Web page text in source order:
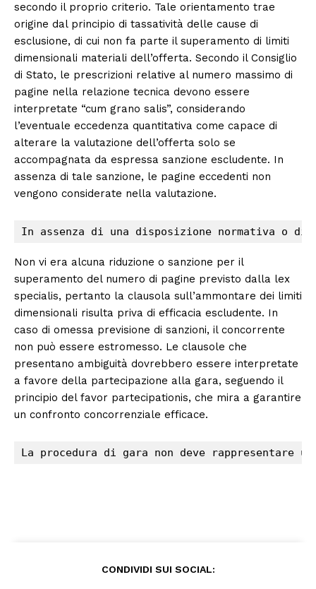
secondo il proprio criterio. Tale orientamento trae
origine dal principio di tassatività delle cause di
esclusione, di cui non fa parte il superamento di limiti
dimensionali materiali dell’offerta. Secondo il Consiglio
di Stato, le prescrizioni relative al numero massimo di
pagine nella relazione tecnica devono essere
interpretate “cum grano salis”, considerando
l’eventuale eccedenza quantitativa come capace di
alterare la valutazione dell’offerta solo se
accompagnata da espressa sanzione escludente. In
assenza di tale sanzione, le pagine eccedenti non
vengono considerate nella valutazione.
In assenza di una disposizione normativa o
Non vi era alcuna riduzione o sanzione per il
superamento del numero di pagine previsto dalla lex
specialis, pertanto la clausola sull’ammontare dei limiti
dimensionali risulta priva di efficacia escludente. In
caso di omessa previsione di sanzioni, il concorrente
non può essere estromesso. Le clausole che
presentano ambiguità dovrebbero essere interpretate
a favore della partecipazione alla gara, seguendo il
principio del favor partecipationis, che mira a garantire
un confronto concorrenziale efficace.
La procedura di gara non deve
CONDIVIDI SUI SOCIAL: